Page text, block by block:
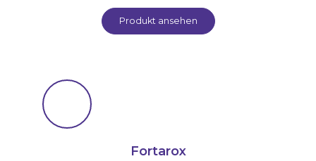
Produkt ansehen
Fortarox